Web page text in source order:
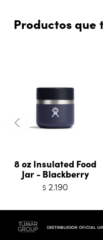
Productos que
8 oz Insulated Food
Jar - Blackberry
$ 2.190